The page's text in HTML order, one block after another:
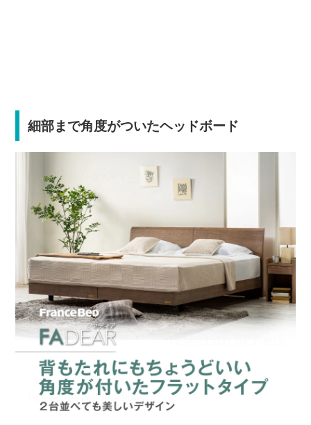
細部まで角度がついたヘッドボード